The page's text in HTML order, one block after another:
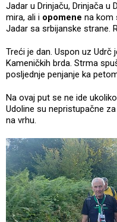
Jadar u Drinjaču, Drinjača u
mira, ali i opomene na kom
Jadar sa srbijanske strane.
Treći je dan. Uspon uz
Kameničkih brda. Strma
posljednje penjanje ka
Na ovaj put se ne ide
Udoline su nepristupačne
na vrhu.